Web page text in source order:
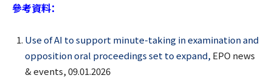
參考資料：
Use of AI to support minute-taking in examination and
opposition oral proceedings set to expand, EPO news
& events, 09.01.2026